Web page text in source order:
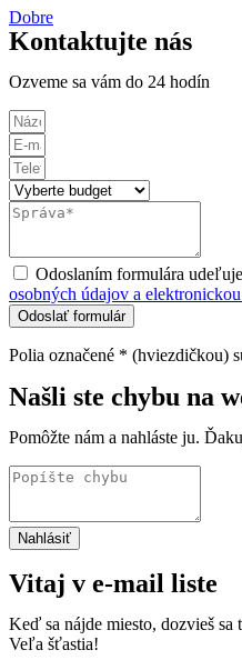
Dobre
Kontaktujte nás
Ozveme sa vám do 24 hodín
Odoslaním formulára
osobných údajov a
Odoslať formulár
Polia označené * (hviezdičkou)
Našli ste chybu na
Pomôžte nám a nahláste ju.
Nahlásiť
Vitaj v e-mail liste
Keď sa nájde miesto, dozvieš sa
Veľa šťastia!